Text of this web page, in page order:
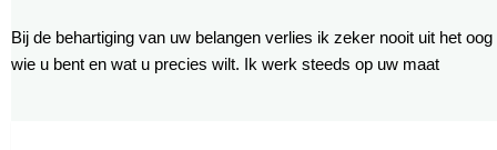
Bij de behartiging van uw belangen verlies ik zeker nooit uit het oog
wie u bent en wat u precies wilt. Ik werk steeds op uw maat